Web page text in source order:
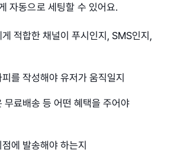
자동으로 세팅할 수 있어요.
게 적합한 채널이 푸시인지, SMS인지,
피를 작성해야 유저가 움직일지
무료배송 등 어떤 혜택을 주어야
에 발송해야 하는지